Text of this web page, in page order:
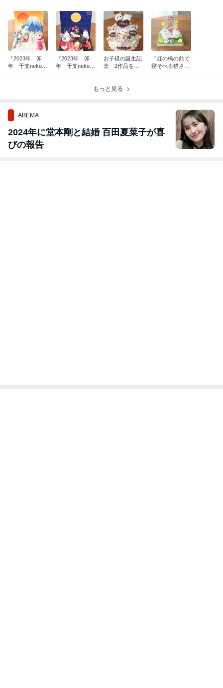
『2023年 卯
年 干支nekono
『2023年 卯
年 干支nekono
お子様の誕生記
念 2作品をご
『虹の橋の前で
寝そべる猫さ
もっと見る
ABEMA
2024年に堂本剛と結婚 百田夏菜子が喜
びの報告